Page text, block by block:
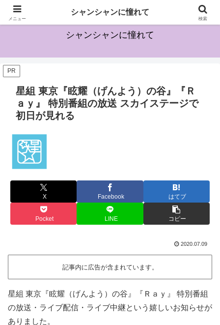
宝塚に興味を持ち始めた方のためになる情報を発信していきます
シャンシャンに憧れて
PR
星組 東京『眩耀（げんよう）の谷』『Ｒ
ａｙ』 特別番組の放送 スカイステージで
初日が見れる
X Facebook はてブ
Pocket LINE コピー
2020.07.09
記事内に広告が含まれています。
星組 東京『眩耀（げんよう）の谷』『Ｒａｙ』 特別番組
の放送・ライブ配信・ライブ中継という嬉しいお知らせが
ありました。
メニュー
シャンシャンに憧れて
検索